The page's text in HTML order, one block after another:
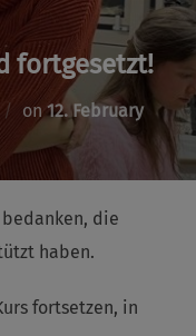
fortgesetzt!
on Posted
on
12. February
die
haben.
fortsetzen, in